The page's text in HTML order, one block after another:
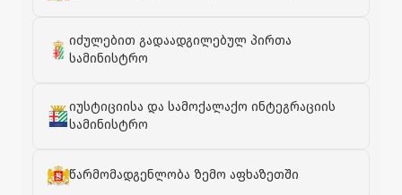
იძულებით გადაადგილებულ პირთა
სამინისტრო
იუსტიციისა და სამოქალაქო ინტეგრაციის
სამინისტრო
წარმომადგენლობა ზემო აფხაზეთში